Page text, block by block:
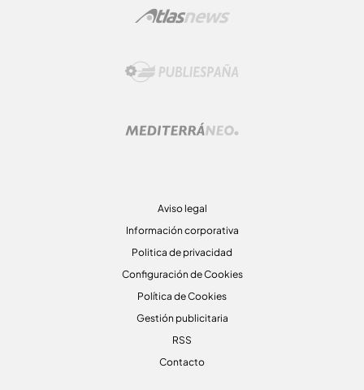
Aviso legal
Información corporativa
Politica de privacidad
Configuración de Cookies
Política de Cookies
Gestión publicitaria
RSS
Contacto